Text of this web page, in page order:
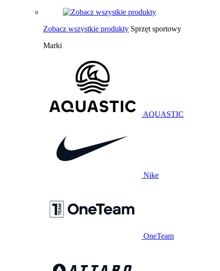
Zobacz wszystkie produkty Sprzęt sportowy
Marki
AQUASTIC
Nike
OneTeam